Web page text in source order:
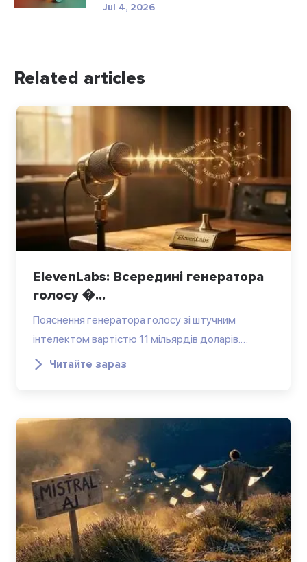
Jul 4, 2026
Related articles
ElevenLabs: Всередині генератора
голосу �...
Пояснення генератора голосу зі штучним
інтелектом вартістю 11 мільярдів доларів.…
Читайте зараз